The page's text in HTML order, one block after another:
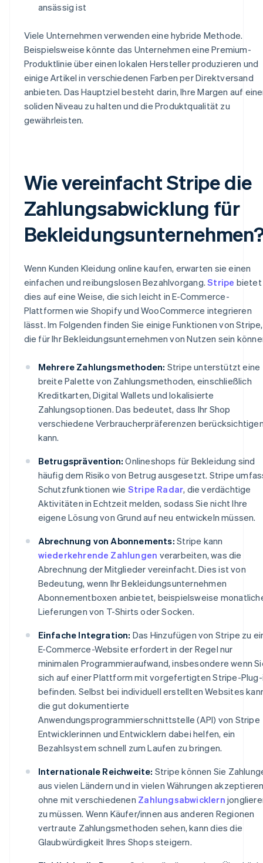
ansässig ist
Viele Unternehmen verwenden eine hybride Methode.
Beispielsweise könnte das Unternehmen eine Premium-
Produktlinie über einen lokalen Hersteller produzieren und
einige Artikel in verschiedenen Farben per Direktversand
anbieten. Das Hauptziel besteht darin, Ihre Margen auf
soliden Niveau zu halten und die Produktqualität zu
gewährleisten.
Wie vereinfacht Stripe die
Zahlungsabwicklung für
Wenn Kunden Kleidung online kaufen, erwarten sie einen
einfachen und reibungslosen Bezahlvorgang.Stripe bietet
dies auf eine Weise, die sich leicht in E-Commerce-
Plattformen wie Shopify und WooCommerce integrieren
lässt. Im Folgenden finden Sie einige Funktionen von Stripe,
die für Ihr Bekleidungsunternehmen von Nutzen sein
Mehrere Zahlungsmethoden: Stripe unterstützt eine
breite Palette von Zahlungsmethoden, einschließlich
Kreditkarten, Digital Wallets und lokalisierte
Zahlungsoptionen. Das bedeutet, dass Ihr Shop
verschiedene Verbraucherpräferenzen
kann.
Betrugsprävention: Onlineshops für Bekleidung sind
häufig dem Risiko von Betrug ausgesetzt. Stripe
Schutzfunktionen wie Stripe Radar, die verdächtige
Aktivitäten in Echtzeit melden, sodass Sie nicht Ihre
eigene Lösung von Grund auf neu entwickeln müssen.
Abrechnung von Abonnements: Stripe kann
wiederkehrende Zahlungen verarbeiten, was die
Abrechnung der Mitglieder vereinfacht. Dies ist von
Bedeutung, wenn Ihr Bekleidungsunternehmen
Abonnementboxen anbietet, beispielsweise
Lieferungen von T-Shirts oder Socken.
Einfache Integration: Das Hinzufügen von Stripe zu
E-Commerce-Website erfordert in der Regel nur
minimalen Programmieraufwand, insbesondere wenn
sich auf einer Plattform mit vorgefertigten Stripe-
befinden. Selbst bei individuell erstellten Websites
die gut dokumentierte
Anwendungsprogrammierschnittstelle (API) von Stripe
Entwicklerinnen und Entwicklern dabei helfen, ein
Bezahlsystem schnell zum Laufen zu bringen.
Internationale Reichweite: Stripe können Sie
aus vielen Ländern und in vielen Währungen
ohne mit verschiedenen Zahlungsabwicklern
zu müssen. Wenn Käufer/innen aus anderen Regionen
vertraute Zahlungsmethoden sehen, kann dies die
Glaubwürdigkeit Ihres Shops steigern.